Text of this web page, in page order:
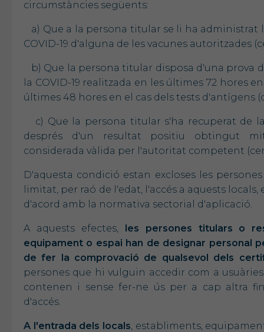
circumstàncies següents:
a) Que a la persona titular se li ha
COVID-19 d'alguna de les vacunes autoritzades
b) Que la persona titular disposa d'una prova
la COVID-19 realitzada en les últimes 72 hores
últimes 48 hores en el cas dels tests d'antígens
c) Que la persona titular s'ha recuperat de la
després d'un resultat positiu obtingut
considerada vàlida per l'autoritat competent
D'aquesta condició estan excloses les
limitat, per raó de l'edat, l'accés a aquests
d'acord amb la normativa sectorial d'aplicació.
A aquests efectes, les persones titulars o
equipament o espai han de designar personal
de fer la comprovació de qualsevol dels
persones que hi vulguin accedir com a
contenen i sense fer-ne ús per a cap altra
d'accés.
A l'entrada dels locals , establiments,